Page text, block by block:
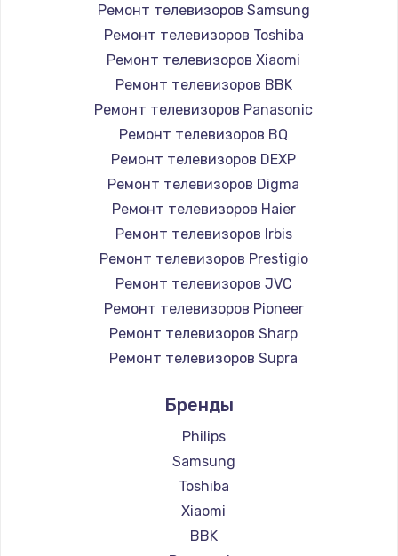
Замена Bluetooth/Wi-Fi модуля
Заказать
Замена картридера
890 руб.
Заказать
Замена микросхемы NFC
1100 руб.
Заказать
Замена шим-контроллера
Заказать
Настройка Wi-Fi
1030 руб.
Заказать
Ремонт телевизоров Samsung
Ремонт телевизоров Toshiba
Ремонт телевизоров Xiaomi
Ремонт телевизоров BBK
Ремонт телевизоров Panasonic
Ремонт телевизоров BQ
Ремонт телевизоров DEXP
Ремонт телевизоров Digma
Ремонт телевизоров Haier
Ремонт телевизоров Irbis
Ремонт телевизоров Prestigio
Ремонт телевизоров JVC
Ремонт телевизоров Pioneer
Ремонт телевизоров Sharp
Ремонт телевизоров Supra
Ремонт телевизоров Hisense
Ремонт телевизоров Daewoo
Ремонт телевизоров Centek
Ремонт телевизоров Telefunken
Ремонт телевизоров Hyundai
Ремонт телевизоров Doffler
Бренды
Philips
Samsung
Toshiba
Xiaomi
BBK